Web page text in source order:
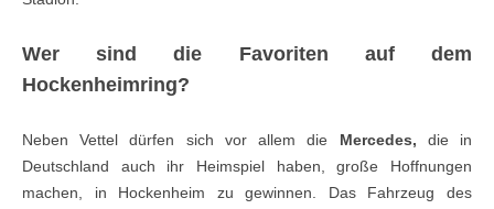
Wer sind die Favoriten auf dem
Hockenheimring?
Neben Vettel dürfen sich vor allem die Mercedes, die in
Deutschland auch ihr Heimspiel haben, große Hoffnungen
machen, in Hockenheim zu gewinnen. Das Fahrzeug des